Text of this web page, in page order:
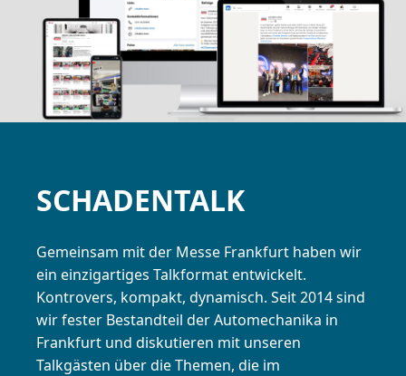
SCHADENTALK
Gemeinsam mit der Messe Frankfurt haben wir
ein einzigartiges Talkformat entwickelt.
Kontrovers, kompakt, dynamisch. Seit 2014 sind
wir fester Bestandteil der Automechanika in
Frankfurt und diskutieren mit unseren
Talkgästen über die Themen, die im